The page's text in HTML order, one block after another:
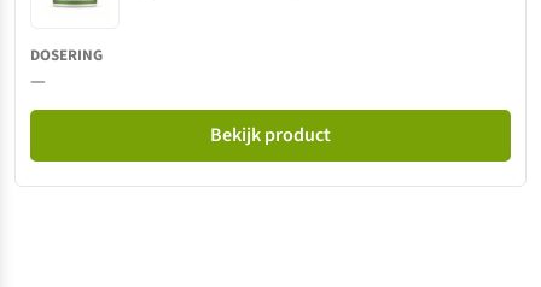
—
Bekijk product